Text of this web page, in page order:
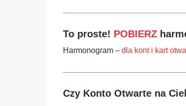
To proste! POBIERZ
Harmonogram – dla kont i kart
Czy Konto Otwarte na